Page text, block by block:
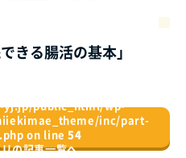
きる腸活の基本」
yj.jp/public_html/wp-
inc/part-
on line54
の記事⼀覧へ